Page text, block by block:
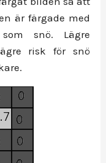
är färgade med
snö. Lägre
risk för snö